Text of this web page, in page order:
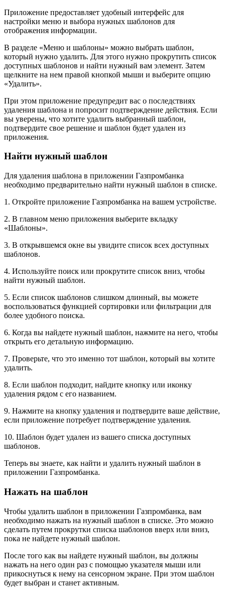
Приложение предоставляет удобный интерфейс для
настройки меню и выбора нужных шаблонов для
отображения информации.
В разделе «Меню и шаблоны» можно выбрать шаблон,
который нужно удалить. Для этого нужно прокрутить список
доступных шаблонов и найти нужный вам элемент. Затем
щелкните на нем правой кнопкой мыши и выберите опцию
«Удалить».
При этом приложение предупредит вас о последствиях
удаления шаблона и попросит подтверждение действия. Если
вы уверены, что хотите удалить выбранный шаблон,
подтвердите свое решение и шаблон будет удален из
приложения.
Найти нужный шаблон
Для удаления шаблона в приложении Газпромбанка
необходимо предварительно найти нужный шаблон в списке.
1. Откройте приложение Газпромбанка на вашем устройстве.
2. В главном меню приложения выберите вкладку
«Шаблоны».
3. В открывшемся окне вы увидите список всех доступных
шаблонов.
4. Используйте поиск или прокрутите список вниз, чтобы
найти нужный шаблон.
5. Если список шаблонов слишком длинный, вы можете
воспользоваться функцией сортировки или фильтрации для
более удобного поиска.
6. Когда вы найдете нужный шаблон, нажмите на него, чтобы
открыть его детальную информацию.
7. Проверьте, что это именно тот шаблон, который вы хотите
удалить.
8. Если шаблон подходит, найдите кнопку или иконку
удаления рядом с его названием.
9. Нажмите на кнопку удаления и подтвердите ваше действие,
если приложение потребует подтверждение удаления.
10. Шаблон будет удален из вашего списка доступных
шаблонов.
Теперь вы знаете, как найти и удалить нужный шаблон в
приложении Газпромбанка.
Нажать на шаблон
Чтобы удалить шаблон в приложении Газпромбанка, вам
необходимо нажать на нужный шаблон в списке. Это можно
сделать путем прокрутки списка шаблонов вверх или вниз,
пока не найдете нужный шаблон.
После того как вы найдете нужный шаблон, вы должны
нажать на него один раз с помощью указателя мыши или
прикоснуться к нему на сенсорном экране. При этом шаблон
будет выбран и станет активным.